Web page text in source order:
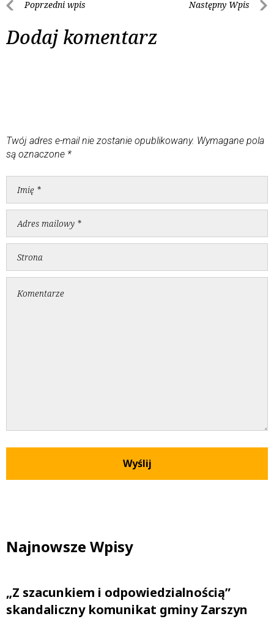
Poprzedni wpis Następny Wpis
Dodaj komentarz
Twój adres e-mail nie zostanie opublikowany. Wymagane pola
są oznaczone *
Najnowsze Wpisy
„Z szacunkiem i odpowiedzialnością”
skandaliczny komunikat gminy Zarszyn